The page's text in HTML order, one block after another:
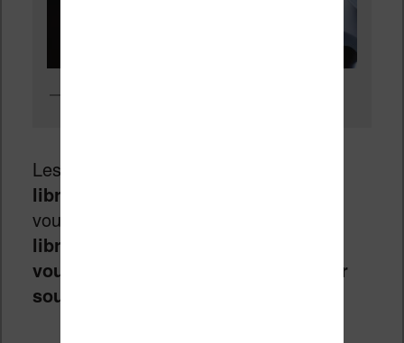
Les bibliothèques ont fermé et
librairies sont toujours ouvertes
vous le pouvez, et
librairie à moins de 10 km de chez-
vous, essayez de vous y rendre pour
soutenir vote libraire